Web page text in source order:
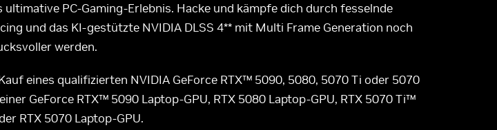
PC-Gaming-Erlebnis. Hacke und kämpfe dich durch fesselnde
und das KI-gestützte NVIDIA DLSS 4** mit Multi Frame Generation noch
werden.
eines qualifizierten NVIDIA GeForce RTX™ 5090, 5080, 5070 Ti oder 5070
GeForce RTX™ 5090 Laptop-GPU, RTX 5080 Laptop-GPU, RTX 5070 Ti™
RTX 5070 Laptop-GPU.